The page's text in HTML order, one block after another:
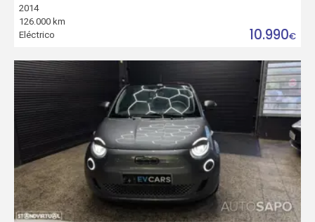
2014
126.000 km
Eléctrico
10.990€